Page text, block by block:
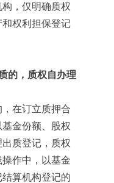
，仅明确质权
权利担保登记
，质权自办理
在订立质押合
金份额、股权
质登记，质权
作中，以基金
算机构登记的